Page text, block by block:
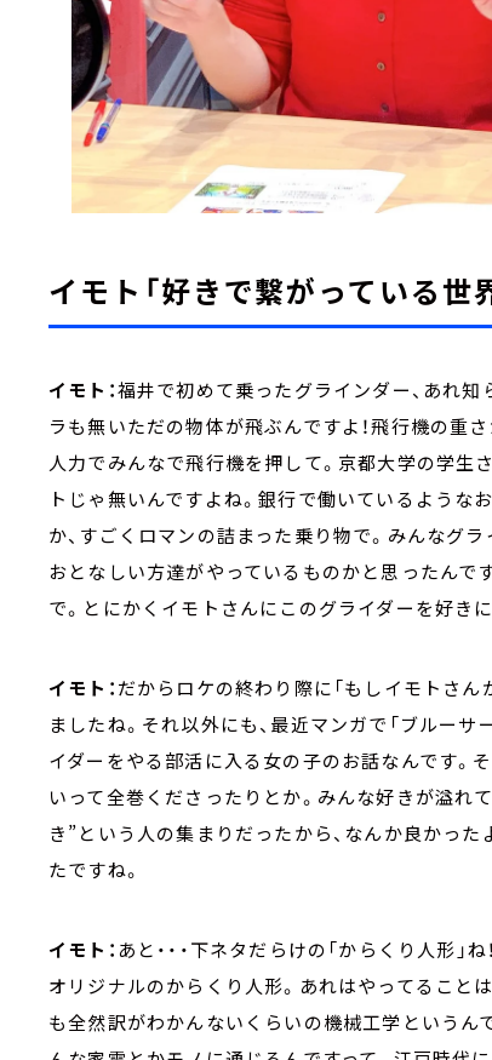
イモト「好きで繋がっている世
イモト：福井で初めて乗ったグラインダー、あれ知
ラも無いただの物体が飛ぶんですよ！飛行機の重
人力でみんなで飛行機を押して。京都大学の学生
トじゃ無いんですよね。銀行で働いているような
か、すごくロマンの詰まった乗り物で。みんなグ
おとなしい方達がやっているものかと思ったんで
で。とにかくイモトさんにこのグライダーを好き
イモト：だからロケの終わり際に「もしイモトさ
ましたね。それ以外にも、最近マンガで「ブルー
イダーをやる部活に入る女の子のお話なんです。
いって全巻くださったりとか。みんな好きが溢れ
き”という人の集まりだったから、なんか良かっ
たですね。
イモト： あと・・・下ネタだらけの「からくり人形
オリジナルのからくり人形。あれはやってること
も全然訳がわかんないくらいの機械工学というん